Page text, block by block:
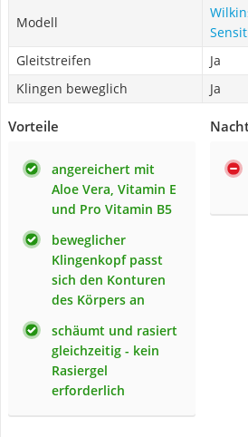
Modell
Gleitstreifen
Ja
Klingen beweglich
Ja
Vorteile
angereichert mit
Aloe Vera, Vitamin E
und Pro Vitamin B5
beweglicher
Klingenkopf passt
sich den Konturen
des Körpers an
schäumt und rasiert
gleichzeitig - kein
Rasiergel
erforderlich